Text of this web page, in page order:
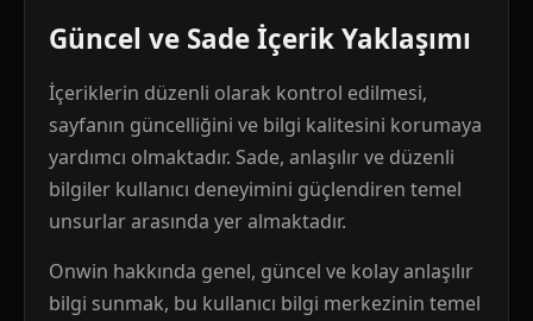
Güncel ve Sade İçerik Yaklaşımı
İçeriklerin düzenli olarak kontrol edilmesi,
sayfanın güncelliğini ve bilgi kalitesini korumaya
yardımcı olmaktadır. Sade, anlaşılır ve düzenli
bilgiler kullanıcı deneyimini güçlendiren temel
unsurlar arasında yer almaktadır.
Onwin hakkında genel, güncel ve kolay anlaşılır
bilgi sunmak, bu kullanıcı bilgi merkezinin temel